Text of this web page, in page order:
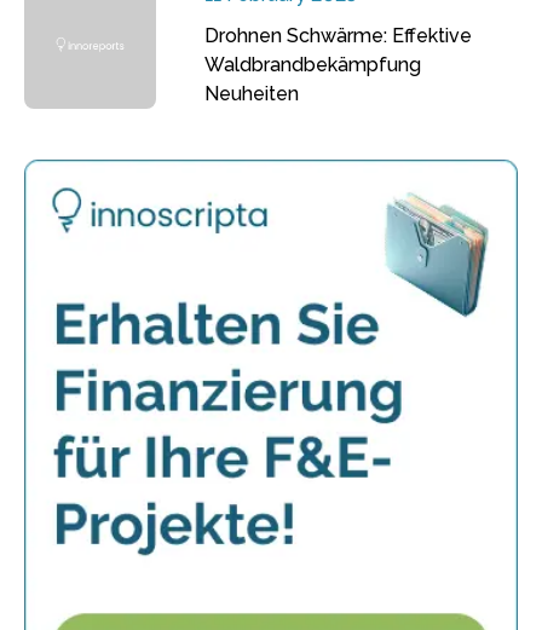
Drohnen Schwärme: Effektive
Waldbrandbekämpfung
Neuheiten